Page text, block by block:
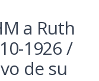
a Ruth
1926 /
de su